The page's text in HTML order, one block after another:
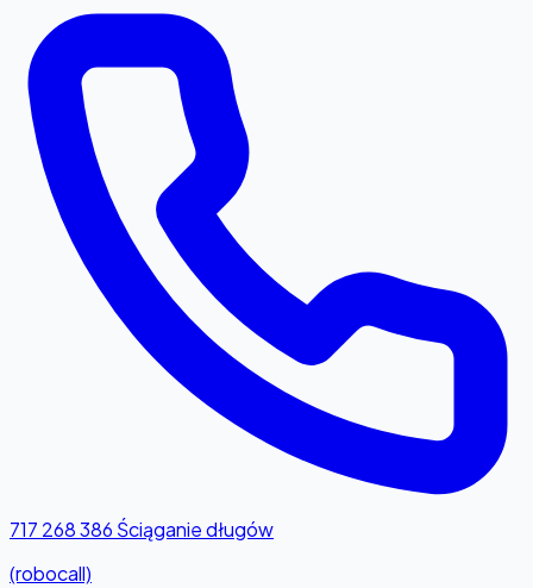
717 268 386 Ściąganie długów
(robocall)